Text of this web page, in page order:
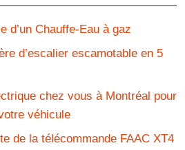
d’un Chauffe-Eau à gaz
d’escalier escamotable en 5
chez vous à Montréal pour
véhicule
de la télécommande FAAC XT4